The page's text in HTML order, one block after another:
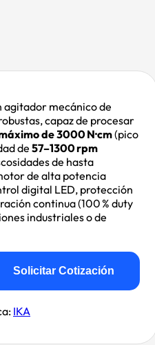
agitador mecánico de
capaz de procesar
de 3000 N·cm(pico
de 57–1300 rpm
de hasta
de alta potencia
digital LED, protección
continua (100 % duty
industriales o de
Solicitar Cotización
IKA